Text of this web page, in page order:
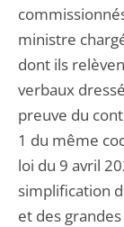
ministre
dont ils
verbaux
preuve du
1 du même
loi du 9 avril
simplification
et des